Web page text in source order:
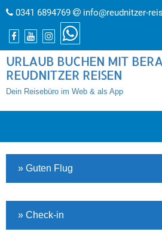
0341 6894769 info@reudnitzer-
URLAUB BUCHEN MIT
REUDNITZER REISEN
Dein Reisebüro im Web & als App
» Guten Flug
» Check-in